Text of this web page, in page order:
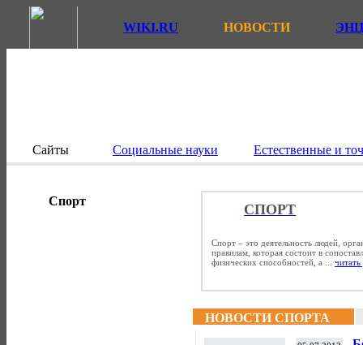
WIKI.RU НОВОСТИ
Сайты Социальные науки Естественные и
Спорт
СПОРТ
Спорт – это деятельность людей,
правилам, которая состоит в
физических способностей, а ... читать
НОВОСТИ СПОРТА